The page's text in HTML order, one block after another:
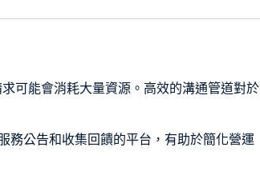
可能會消耗大量資源。高效的溝通管道對於
務公告和收集回饋的平台，有助於簡化營運